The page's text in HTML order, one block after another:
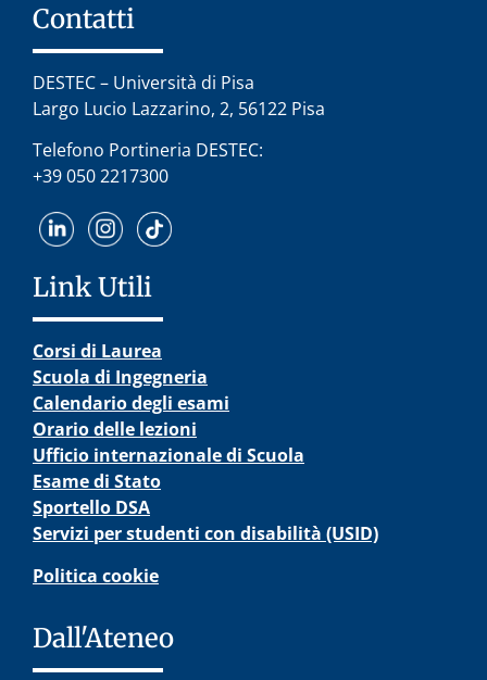
Contatti
DESTEC – Università di Pisa
Largo Lucio Lazzarino, 2, 56122 Pisa
Telefono Portineria DESTEC:
+39 050 2217300
Link Utili
Corsi di Laurea
Scuola di Ingegneria
Calendario degli esami
Orario delle lezioni
Ufficio internazionale di Scuola
Esame di Stato
Sportello DSA
Servizi per studenti con disabilità (USID)
Politica cookie
Dall'Ateneo